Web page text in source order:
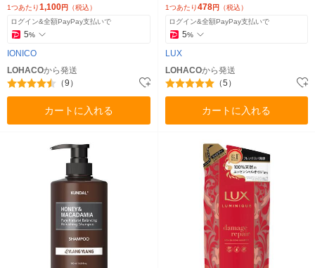
1つあたり1,100円 （税込）
ログイン&全額PayPay支払いで
5%
IONICO
LOHACOから発送
（9）
カートに入れる
1つあたり478円 （税込）
ログイン&全額PayPay支払いで
5%
LUX
LOHACOから発送
（5）
カートに入れる